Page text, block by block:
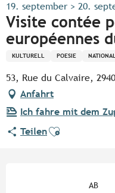
19. september > 20.
Visite contée
européennes
KULTURELL POESIE
53, Rue du Calvaire,
Anfahrt
Ich fahre mit dem
TeilenAjouter aux
AB